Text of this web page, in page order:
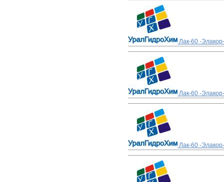
Лак-60 -
Лак-60 -
Лак-60 -